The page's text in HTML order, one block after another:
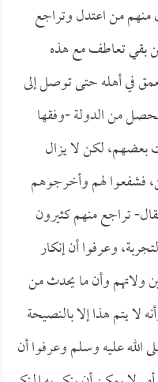
منهم من اعتدل وتراجع
بقي تعاطف مع هذه
في أهله حتى توصل إلى
فحصل من الدولة -وفقها
بعضهم، لكن لا يزال
فشفعوا لهم وأخرجوهم
تراجع منهم كثيرون
وعرفوا أن إنكار
ولاتهم وأن ما يحدث من
لا يتم هذا إلا بالنصيحة
الله عليه وسلم وعرفوا أن